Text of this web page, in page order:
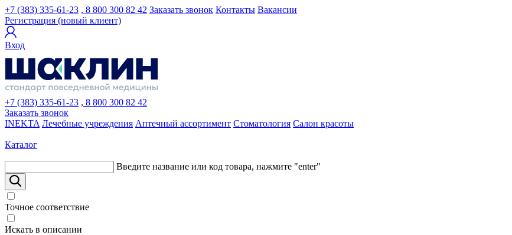
+7 (383) 335-61-23 , 8 800 300 82 42 Заказать звонок Контакты Вакансии
Регистрация (новый клиент)
Вход
+7 (383) 335-61-23 , 8 800 300 82 42
Заказать звонок
INEKTA Лечебные учреждения Аптечный ассортимент Стоматология Салон красоты
Каталог
Введите название или код товара, нажмите "enter"
Точное соответствие
Искать в описании